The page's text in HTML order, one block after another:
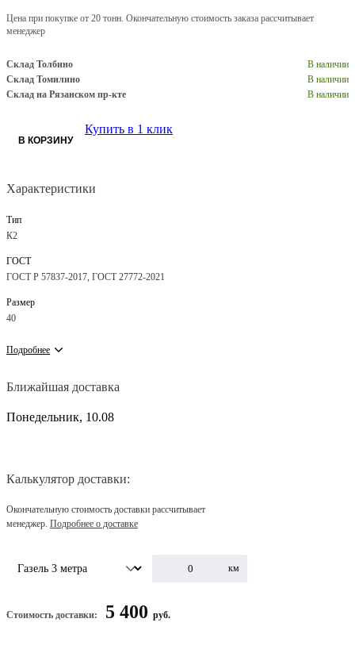
Цена при покупке от 20 тонн. Окончательную стоимость заказа рассчитывает
менеджер
Склад Толбино
В наличии
Склад Томилино
В наличии
Склад на Рязанском пр-кте
В наличии
В КОРЗИНУ
Купить в 1 клик
Характеристики
Тип
К2
ГОСТ
ГОСТ Р 57837-2017, ГОСТ 27772-2021
Размер
40
Подробнее
Ближайшая доставка
Понедельник, 10.08
Калькулятор доставки:
Окончательную стоимость доставки рассчитывает
менеджер. Подробнее о доставке
км
Стоимость доставки: 5 400 руб.